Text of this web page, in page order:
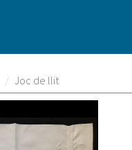
Joc de llit